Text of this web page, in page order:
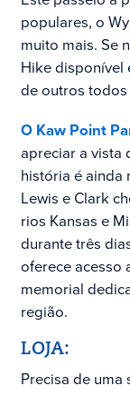
populares, o
muito mais. Se
Hike disponível
de outros todos
O Kaw Point
apreciar a vista
história é ainda
Lewis e Clark
rios Kansas e
durante três
oferece acesso
memorial
região.
LOJA:
Precisa de